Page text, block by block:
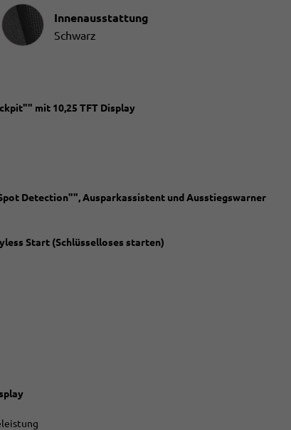
Innenausstattung
Innenausstattung
Schwarz
mit 10,25 TFT Display
Detection"", Ausparkassistent und Ausstiegswarner
Start (Schlüsselloses starten)